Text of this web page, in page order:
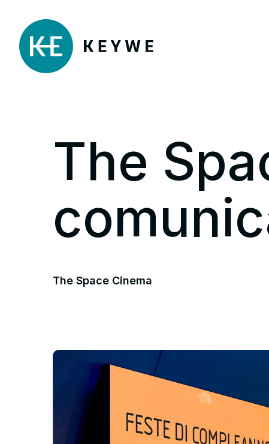
The
The Space Cinema